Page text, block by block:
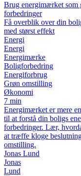
Brug energimærket
forbedringer
Få overblik over din
med størst effekt
Energi
Energi
Energimærke
Boligforbedring
Energiforbrug
Grøn omstilling
Økonomi
7 min
Energimærket er mere
til at forstå din boligs
forbedringer. Lær,
at træffe kloge
omstilling.
Jonas Lund
Jonas
Lund